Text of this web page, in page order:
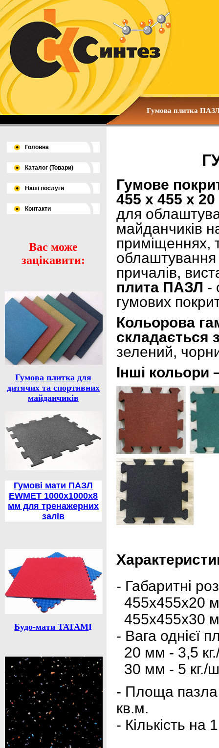
Гумова плитка
Головна
Каталог (Товари)
Наші послуги
Контакти
Вас може
зацікавити:
Гумова плитка для
дитячих та спортивних
майданчиків
Гумові мати ПАЗЛ
EWMET 1000х1000х8
мм для тренажерних
залів
Будо-мати ТАТАМІ
Гумове
455 х 455 х
для
майданчиків
приміщеннях,
облаштування
причалів,
плита ПАЗЛ -
гумових
Кольорова
складається
зелений,
Інші кольори
- Габаритні
455x455x20
455x455x30
- Вага однієї
20 мм - 3,5
30 мм - 5 кг./
- Площа
кв.м.
- Кількість на